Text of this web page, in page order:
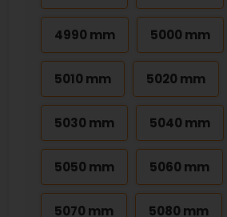
4990 mm 5000 mm
5010 mm 5020 mm
5030 mm 5040 mm
5050 mm 5060 mm
5070 mm 5080 mm